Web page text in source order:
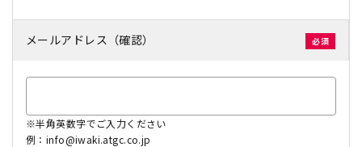
メールアドレス（確認）
※半角英数字でご入力ください
例：info@iwaki.atgc.co.jp